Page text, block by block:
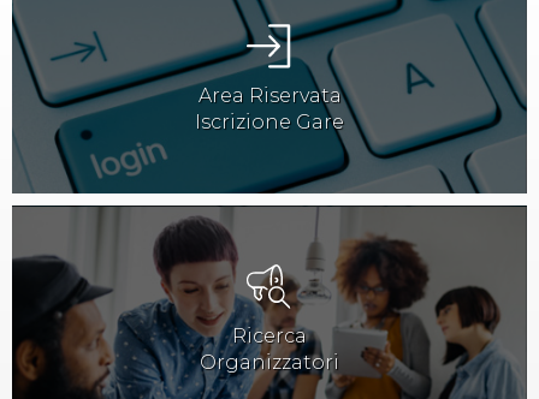
Area Riservata
Iscrizione Gare
Ricerca
Organizzatori